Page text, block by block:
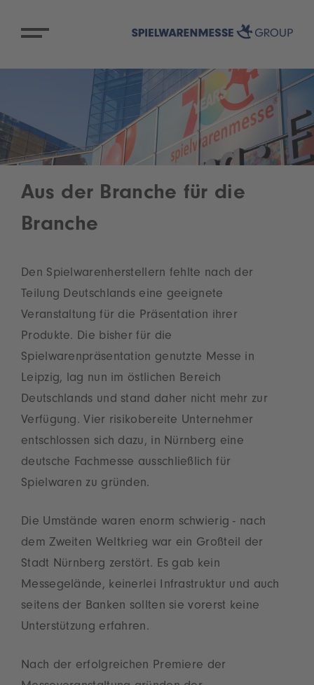
Aus der Branche für die
Branche
Den Spielwarenherstellern fehlte nach der
Teilung Deutschlands eine geeignete
Veranstaltung für die Präsentation ihrer
Produkte. Die bisher für die
Spielwarenpräsentation genutzte Messe in
Leipzig, lag nun im östlichen Bereich
Deutschlands und stand daher nicht mehr zur
Verfügung. Vier risikobereite Unternehmer
entschlossen sich dazu, in Nürnberg eine
deutsche Fachmesse ausschließlich für
Spielwaren zu gründen.
Die Umstände waren enorm schwierig - nach
dem Zweiten Weltkrieg war ein Großteil der
Stadt Nürnberg zerstört. Es gab kein
Messegelände, keinerlei Infrastruktur und auch
seitens der Banken sollten sie vorerst keine
Unterstützung erfahren.
Nach der erfolgreichen Premiere der